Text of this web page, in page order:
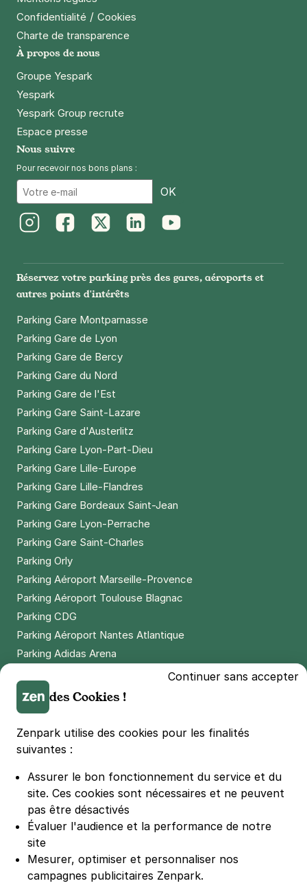
45 bis rue Sergent Bauchat
4,4(969 avis)
Réserver
+ Abonnements disponibles
23 ter boulevard Bourdon
4,3(246 avis)
4 €/heure,32 €/jour, 100 €/semaine(tarifs dégressifs)
8 rue Jorge Semprùn
75012
3 €/heure,29 €/jour,89 €/semaine
Réserver
+ Abonnements disponibles
Paris - Bastille - Voltaire
3 Villa Marces
4 €/heure,32 €/jour,100 €/semaine
Réserver
+ Abonnements disponibles
Paris - Gare de Bercy - AccorHotels
9 rue Corbineau
4,3(1050 avis)
3 €/heure
Réserver
+ Abonnements disponibles
Paris - Proche Hôpital Croix Saint
Simon - Studéa
5,0 (2 avis)
Confidentialité / Cookies
Charte de transparence
À propos de nous
Groupe Yespark
Yespark
Yespark Group recrute
Espace presse
Nous suivre
Pour recevoir nos bons plans :
OK
Réservez votre parking près des gares, aéroports et
autres points d'intérêts
Parking Gare Montparnasse
Parking Gare de Lyon
Parking Gare de Bercy
Parking Gare du Nord
Parking Gare de l'Est
Parking Gare Saint-Lazare
Parking Gare d'Austerlitz
Parking Gare Lyon-Part-Dieu
Parking Gare Lille-Europe
Parking Gare Lille-Flandres
Parking Gare Bordeaux Saint-Jean
Parking Gare Lyon-Perrache
Parking Gare Saint-Charles
Parking Orly
Parking Aéroport Marseille-Provence
Parking Aéroport Toulouse Blagnac
Parking CDG
Parking Aéroport Nantes Atlantique
Parking Adidas Arena
Parking LDLC Arena
Parking Stade Pierre Mauroy
Parking Groupama Stadium
Parking Vélodrome
Parking Bercy
Parking La Défense Arena
Parking Les 4 temps
Parking Nation
Parking Porte de Versailles
Parking Lille Grand Palais
Continuer sans accepter
des Cookies !
Zenpark utilise des cookies pour les finalités
suivantes :
Assurer le bon fonctionnement du service et du
site. Ces cookies sont nécessaires et ne peuvent
pas être désactivés
Évaluer l'audience et la performance de notre
site
Mesurer, optimiser et personnaliser nos
campagnes publicitaires Zenpark.